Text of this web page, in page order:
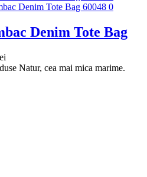
Denim Tote Bag
Natur, cea mai mica marime.